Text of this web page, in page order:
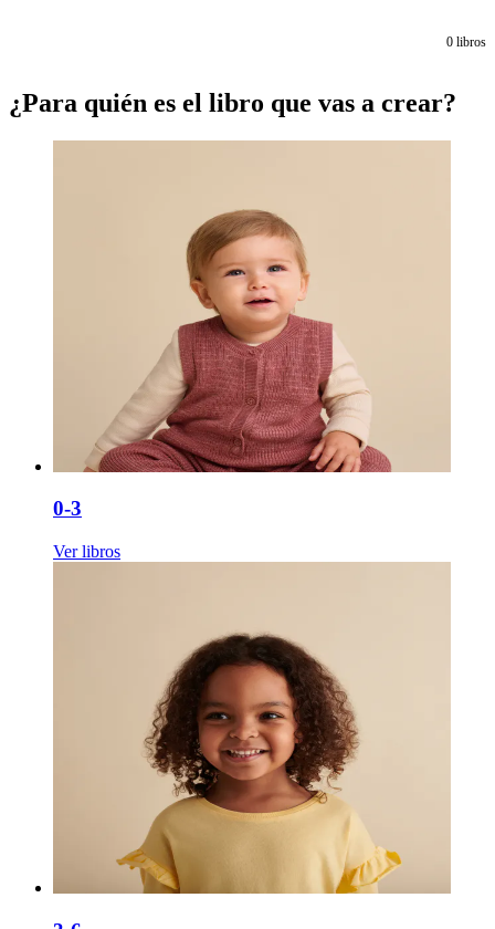
0 libros
¿Para quién es el libro que vas a crear?
0-3
Ver libros